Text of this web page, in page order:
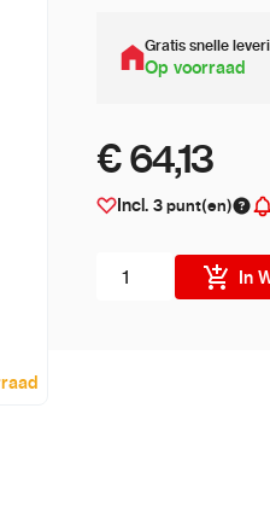
Gratis snelle
Op voorraad
€ 64,13
Incl. 3punt(en)
Aantal stuks
In